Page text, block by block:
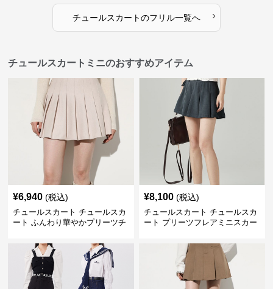
チュールスカートのフリル一覧へ ›
チュールスカートミニのおすすめアイテム
¥6,940 (税込)
チュールスカート チュールスカ
ート ふんわり華やかプリーツチ
¥8,100 (税込)
チュールスカート チュールスカ
ート プリーツフレアミニスカー